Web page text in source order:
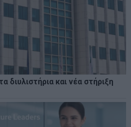
διυλιστήρια και νέα στήριξη